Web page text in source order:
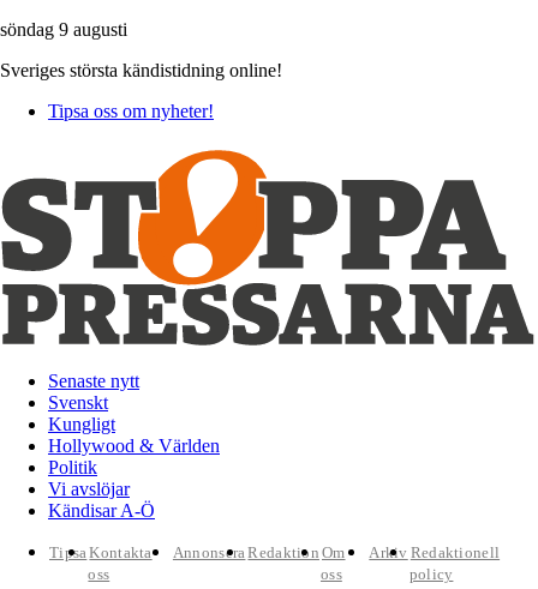
söndag 9 augusti
Sveriges största kändistidning online!
Tipsa oss om nyheter!
Senaste nytt
Svenskt
Kungligt
Hollywood & Världen
Politik
Vi avslöjar
Kändisar A-Ö
TipsaKontakta
oss
AnnonseraRedaktion Om
oss
Arkiv Redaktionell
policy